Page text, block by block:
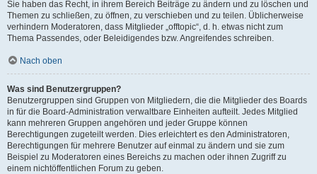
Sie haben das Recht, in ihrem Bereich Beiträge zu ändern und zu löschen und
Themen zu schließen, zu öffnen, zu verschieben und zu teilen. Üblicherweise
verhindern Moderatoren, dass Mitglieder „offtopic“, d. h. etwas nicht zum
Thema Passendes, oder Beleidigendes bzw. Angreifendes schreiben.
Nach oben
Was sind Benutzergruppen?
Benutzergruppen sind Gruppen von Mitgliedern, die die Mitglieder des Boards
in für die Board-Administration verwaltbare Einheiten aufteilt. Jedes Mitglied
kann mehreren Gruppen angehören und jeder Gruppe können
Berechtigungen zugeteilt werden. Dies erleichtert es den Administratoren,
Berechtigungen für mehrere Benutzer auf einmal zu ändern und sie zum
Beispiel zu Moderatoren eines Bereichs zu machen oder ihnen Zugriff zu
einem nichtöffentlichen Forum zu geben.